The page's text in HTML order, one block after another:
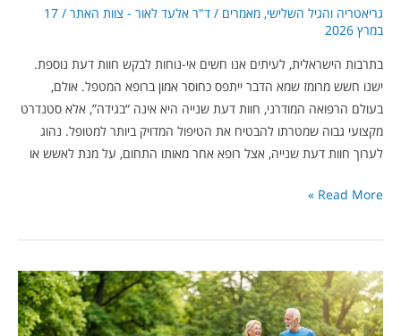
גריאטריה והגיל השלישי, מאמרים / ד"ר אלעד לאור - צוות האתר /
17
במרץ 2026
בתרבות הישראלית, לעיתים אנו חשים אי-נוחות לבקש חוות דעת נוספת.
ישנו חשש מרומז שמא הדבר ייתפס כחוסר אמון ברופא המטפל. אולם,
בעולם הרפואה המודרני, חוות דעת שנייה היא אינה “בגידה”, אלא סטנדרט
מקצועי גבוה שמטרתו להבטיח את הטיפול המדויק ביותר למטופל. נהוג
לערוך חוות דעת שנייה, אצל רופא אחר מאותו התחום, על מנת לאשש או
Read More »
11
דקות
של